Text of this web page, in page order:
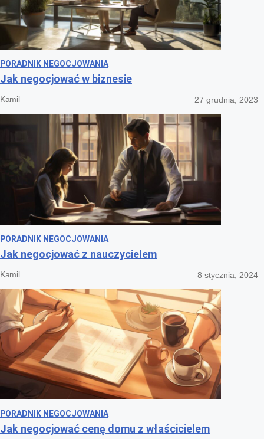
PORADNIK NEGOCJOWANIA
Jak negocjować w biznesie
Kamil 27 grudnia, 2023
PORADNIK NEGOCJOWANIA
Jak negocjować z nauczycielem
Kamil 8 stycznia, 2024
PORADNIK NEGOCJOWANIA
Jak negocjować cenę domu z właścicielem